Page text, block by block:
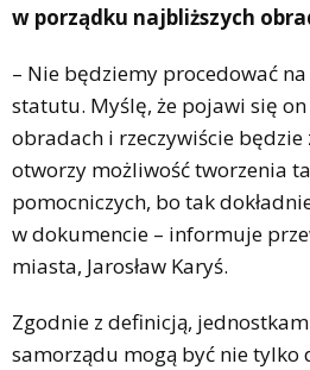
w porządku najbliższych
– Nie będziemy procedować
statutu. Myślę, że pojawi się
obradach i rzeczywiście
otworzy możliwość tworzenia
pomocniczych, bo tak
w dokumencie – informuje
miasta, Jarosław Karyś.
Zgodnie z definicją,
samorządu mogą być nie tylko